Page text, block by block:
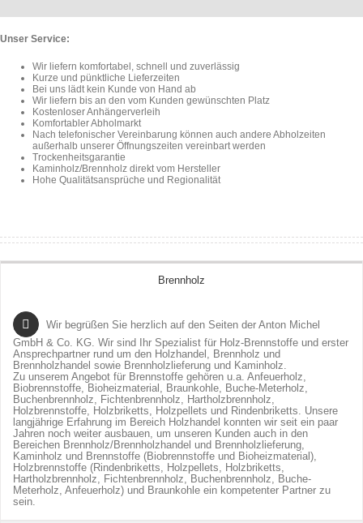
Unser Service:
Wir liefern komfortabel, schnell und zuverlässig
Kurze und pünktliche Lieferzeiten
Bei uns lädt kein Kunde von Hand ab
Wir liefern bis an den vom Kunden gewünschten Platz
Kostenloser Anhängerverleih
Komfortabler Abholmarkt
Nach telefonischer Vereinbarung können auch andere Abholzeiten
außerhalb unserer Öffnungszeiten vereinbart werden
Trockenheitsgarantie
Kaminholz/Brennholz direkt vom Hersteller
Hohe Qualitätsansprüche und Regionalität
Brennholz
Wir begrüßen Sie herzlich auf den Seiten der Anton Michel
GmbH & Co. KG. Wir sind Ihr Spezialist für Holz-Brennstoffe und erster
Ansprechpartner rund um den Holzhandel, Brennholz und
Brennholzhandel sowie Brennholzlieferung und Kaminholz.
Zu unserem Angebot für Brennstoffe gehören u.a. Anfeuerholz,
Biobrennstoffe, Bioheizmaterial, Braunkohle, Buche-Meterholz,
Buchenbrennholz, Fichtenbrennholz, Hartholzbrennholz,
Holzbrennstoffe, Holzbriketts, Holzpellets und Rindenbriketts. Unsere
langjährige Erfahrung im Bereich Holzhandel konnten wir seit ein paar
Jahren noch weiter ausbauen, um unseren Kunden auch in den
Bereichen Brennholz/Brennholzhandel und Brennholzlieferung,
Kaminholz und Brennstoffe (Biobrennstoffe und Bioheizmaterial),
Holzbrennstoffe (Rindenbriketts, Holzpellets, Holzbriketts,
Hartholzbrennholz, Fichtenbrennholz, Buchenbrennholz, Buche-
Meterholz, Anfeuerholz) und Braunkohle ein kompetenter Partner zu
sein.